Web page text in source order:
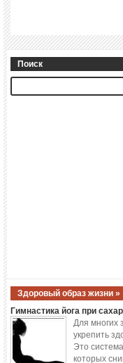
Поиск
Здоровый образ жизни »
Гимнастика йога при
Для многих
укрепить
Это
которых